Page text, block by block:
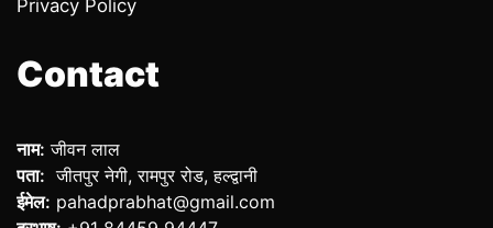
Privacy Policy
Contact
नाम: जीवन लाल
पता: जीतपुर नेगी, रामपुर रोड, हल्द्वानी
ईमेल: pahadprabhat@gmail.com